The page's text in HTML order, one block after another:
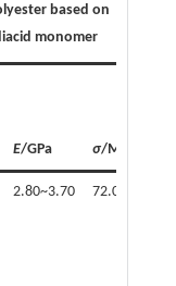
based on
monomer
E/GPa σ/MPa
2.80~3.70 72.0~85.0